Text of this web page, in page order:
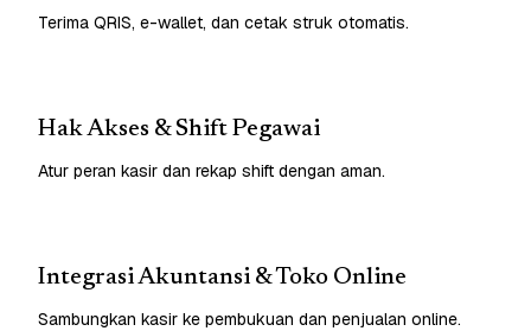
Terima QRIS, e-wallet, dan cetak struk otomatis.
Hak Akses & Shift Pegawai
Atur peran kasir dan rekap shift dengan aman.
Integrasi Akuntansi & Toko Online
Sambungkan kasir ke pembukuan dan penjualan online.